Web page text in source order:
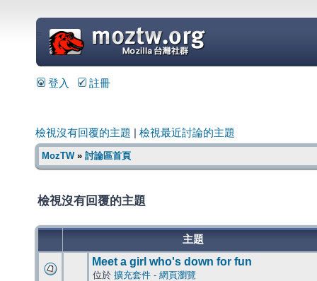
=
登入 註冊
檢視沒有回覆的主題 檢視最近討論的主題
MozTW» 討論區首頁
檢視沒有回覆的主題
主題
Meet a girl who's down for fun
位於 擴充套件 - 網頁瀏覽